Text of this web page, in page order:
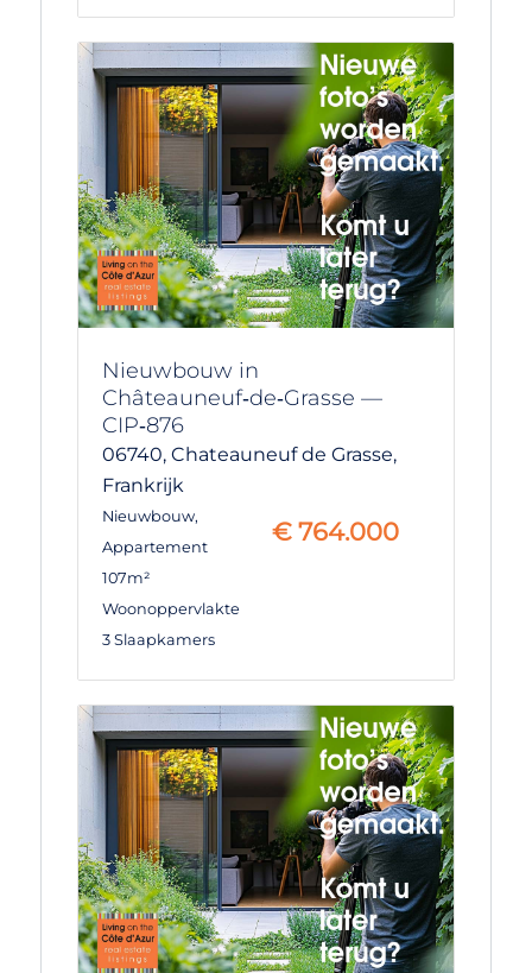
Nieuwbouw in
Châteauneuf‑de‑Grasse —
CIP‑876
06740, Chateauneuf de Grasse,
Frankrijk
Nieuwbouw,
Appartement
107m²
Woonoppervlakte
3 Slaapkamers
€ 764.000